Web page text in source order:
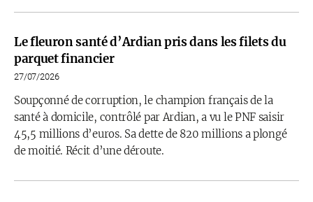
Le fleuron santé d’Ardian pris dans les filets du
parquet financier
27/07/2026
Soupçonné de corruption, le champion français de la
santé à domicile, contrôlé par Ardian, a vu le PNF saisir
45,5 millions d’euros. Sa dette de 820 millions a plongé
de moitié. Récit d’une déroute.